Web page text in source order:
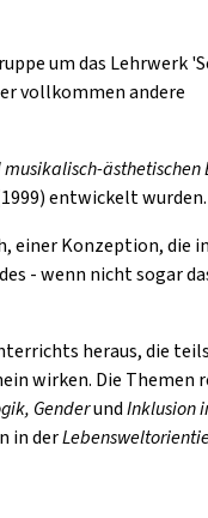
um das Lehrwerk
vollkommen andere
ästhetischen
entwickelt wurden.
einer Konzeption, die
- wenn nicht sogar
heraus, die teils
wirken. Die Themen
GenderundInklusion
in der